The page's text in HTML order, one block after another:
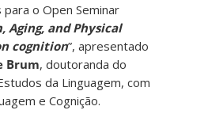
o Open Seminar
Aging, and Physical
cognition”, apresentado
Brum, doutoranda do
da Linguagem, com
e Cognição.